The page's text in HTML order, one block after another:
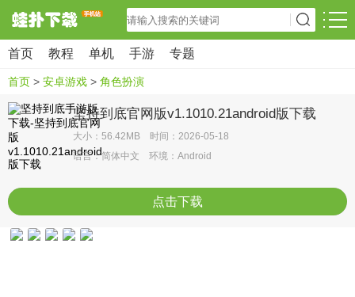
首页 教程 单机 手游 专题
首页 > 安卓游戏 > 角色扮演
坚持到底官网版v1.1010.21android版下载
大小：56.42MB 时间：2026-05-18
语言：简体中文 环境：Android
点击下载